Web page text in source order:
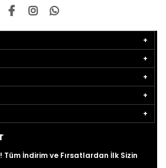
Tüm İndirim ve Fırsatlardan İlk Sizin